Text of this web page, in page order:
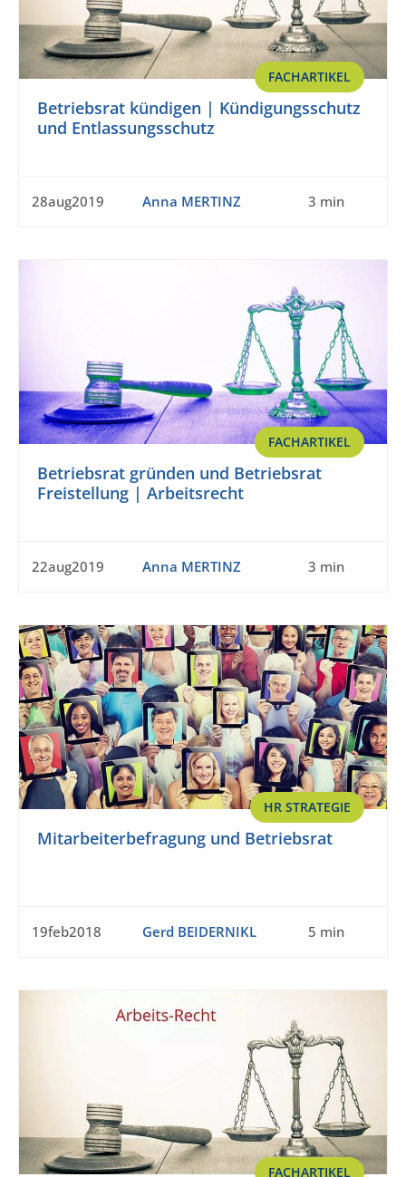
FACHARTIKEL
Betriebsrat kündigen | Kündigungsschutz
und Entlassungsschutz
28aug2019 Anna MERTINZ 3 min
FACHARTIKEL
Betriebsrat gründen und Betriebsrat
Freistellung | Arbeitsrecht
22aug2019 Anna MERTINZ 3 min
HR STRATEGIE
Mitarbeiterbefragung und Betriebsrat
19feb2018 Gerd BEIDERNIKL 5 min
FACHARTIKEL